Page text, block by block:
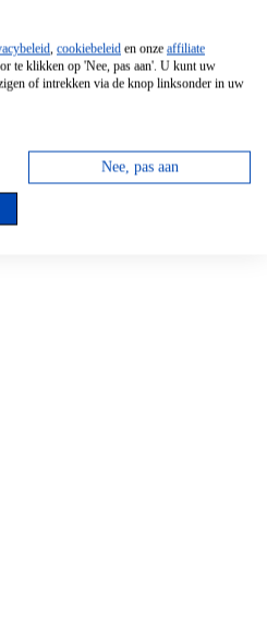
, cookiebeleid en onze affiliate
te klikken op 'Nee, pas aan'. U kunt uw
of intrekken via de knop linksonder in uw
Nee, pas aan